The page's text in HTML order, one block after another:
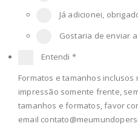
Já adicionei,
Gostaria de enviar
Entendi *
Formatos e tamanhos inclusos
impressão somente frente,
tamanhos e formatos, favor
email